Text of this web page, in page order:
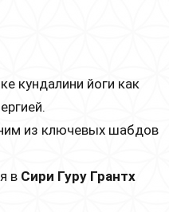
кундалини йоги как
из ключевых шабдов
в Сири Гуру Грантх